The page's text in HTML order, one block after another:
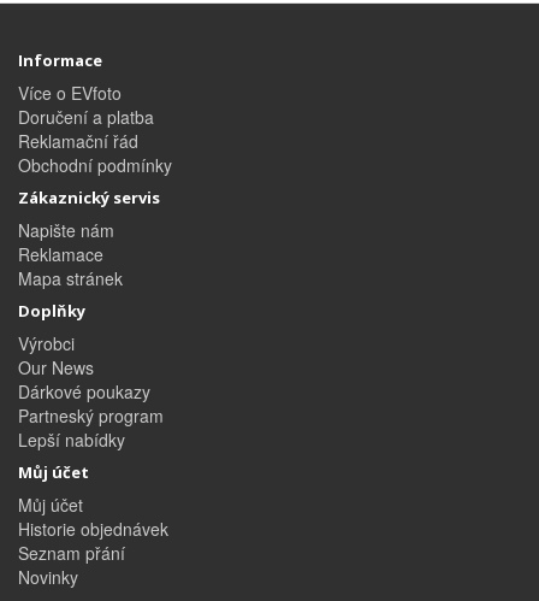
Informace
Více o EVfoto
Doručení a platba
Reklamační řád
Obchodní podmínky
Zákaznický servis
Napište nám
Reklamace
Mapa stránek
Doplňky
Výrobci
Our News
Dárkové poukazy
Partneský program
Lepší nabídky
Můj účet
Můj účet
Historie objednávek
Seznam přání
Novinky